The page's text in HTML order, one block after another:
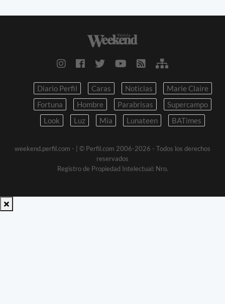
Diario Perfil Caras Noticias
Marie Claire
Fortuna
Hombre Parabrisas
Supercampo
Look
Luz Mia Lunateen BATimes
weekend.perfil.com -
| © Perfil.com 2006-2026 - Todos los derechos
reservados
Registro de Propiedad Intelectual: Nro.